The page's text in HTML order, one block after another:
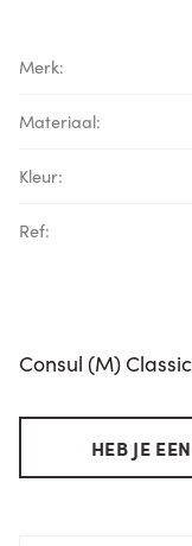
Merk:
Materiaal:
Kleur:
Ref:
Consul (M)
HEB JE